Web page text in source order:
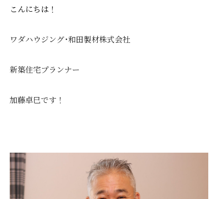
こんにちは！
ワダハウジング･和田製材株式会社
新築住宅プランナー
加藤卓巳です！